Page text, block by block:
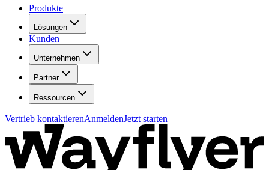
Produkte
Lösungen
Kunden
Unternehmen
Partner
Ressourcen
Vertrieb kontaktierenAnmeldenJetzt starten